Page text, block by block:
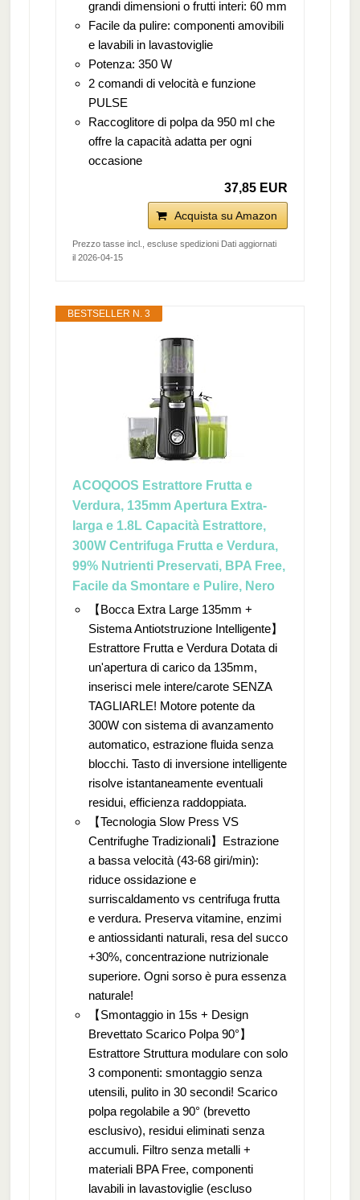
grandi dimensioni o frutti interi: 60 mm
Facile da pulire: componenti amovibili
e lavabili in lavastoviglie
Potenza: 350 W
2 comandi di velocità e funzione
PULSE
Raccoglitore di polpa da 950 ml che
offre la capacità adatta per ogni
occasione
37,85 EUR
Acquista su Amazon
Prezzo tasse incl., escluse spedizioni Dati aggiornati
il 2026-04-15
BESTSELLER N. 3
ACOQOOS Estrattore Frutta e
Verdura, 135mm Apertura Extra-
larga e 1.8L Capacità Estrattore,
300W Centrifuga Frutta e Verdura,
99% Nutrienti Preservati, BPA Free,
Facile da Smontare e Pulire, Nero
【Bocca Extra Large 135mm +
Sistema Antiotstruzione Intelligente】
Estrattore Frutta e Verdura Dotata di
un'apertura di carico da 135mm,
inserisci mele intere/carote SENZA
TAGLIARLE! Motore potente da
300W con sistema di avanzamento
automatico, estrazione fluida senza
blocchi. Tasto di inversione intelligente
risolve istantaneamente eventuali
residui, efficienza raddoppiata.
【Tecnologia Slow Press VS
Centrifughe Tradizionali】Estrazione
a bassa velocità (43-68 giri/min):
riduce ossidazione e
surriscaldamento vs centrifuga frutta
e verdura. Preserva vitamine, enzimi
e antiossidanti naturali, resa del succo
+30%, concentrazione nutrizionale
superiore. Ogni sorso è pura essenza
naturale!
【Smontaggio in 15s + Design
Brevettato Scarico Polpa 90°】
Estrattore Struttura modulare con solo
3 componenti: smontaggio senza
utensili, pulito in 30 secondi! Scarico
polpa regolabile a 90° (brevetto
esclusivo), residui eliminati senza
accumuli. Filtro senza metalli +
materiali BPA Free, componenti
lavabili in lavastoviglie (escluso